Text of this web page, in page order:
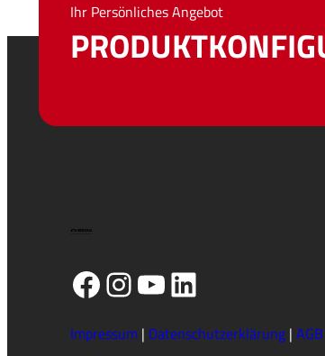
Ihr Persönliches Angebot
Facebook
Instagram
YouTube
LinkedIn
Impressum | Datenschutzerklärung |AGB